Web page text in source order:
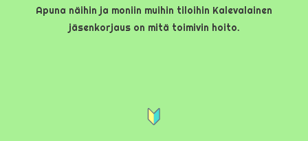
Apuna näihin ja moniin muihin tiloihin Kalevalainen
jäsenkorjaus on mitä toimivin hoito.